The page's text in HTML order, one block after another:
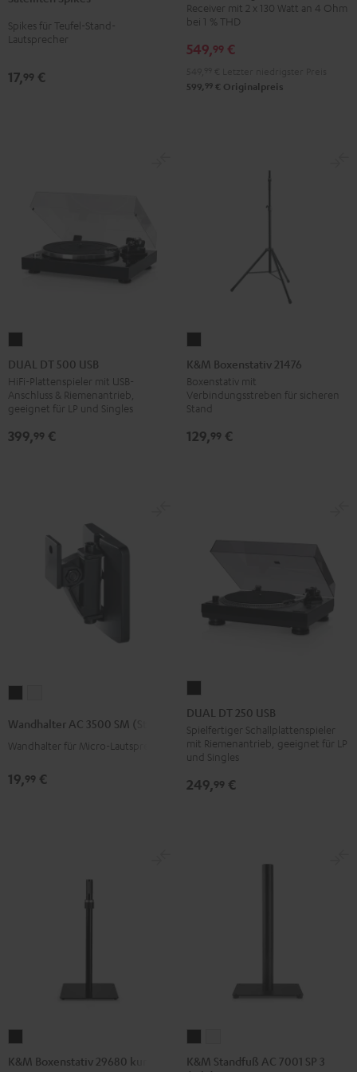
Spikes für Teufel-Stand-
Lautsprecher
17,99 €
CD-
Receiver
Night
Receiver mit 2 x 130 Watt an 4 Ohm
bei 1 % THD
549,99 €
599, 99 € Originalpreis
DT
500
USB
Schwarz
DUAL DT 500 USB
HiFi-Plattenspieler mit USB-
Anschluss & Riemenantrieb,
geeignet für LP und Singles
399,99 €
Boxenstativ
21476
Schwarz
K&M Boxenstativ 21476
Boxenstativ mit
Verbindungsstreben für sicheren
Stand
129,99 €
3500
SM
Schwarz
3500
SM
Wandhalter AC 3500 SM (Stk.)
Wandhalter für Micro-Lautsprecher
19,99 €
DT
250
USB
Schwarz
DUAL DT 250 USB
Spielfertiger Schallplattenspieler
mit Riemenantrieb, geeignet für LP
und Singles
249,99 €
Boxenstativ
K&M Boxenstativ 29680 kurz
Standfuß
Standfuß
K&M Standfuß AC 7001 SP 3